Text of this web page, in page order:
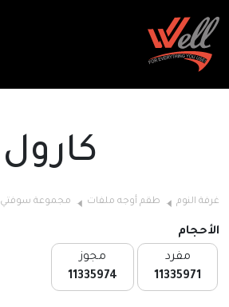
كارول
غرفة النوم طقم أوجه ملفات مجموعة سوفتي
الأحجام
مفرد
11335971
مجوز
11335974